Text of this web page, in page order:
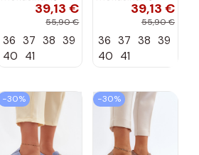
dirbtinės
zomšos, molio
39,13 €
55,90 €
36 37 38 39
40 41
dirbtinės
zomšos, smėlio
39,13 €
55,90 €
36 37 38 39
40 41
−30% −30%